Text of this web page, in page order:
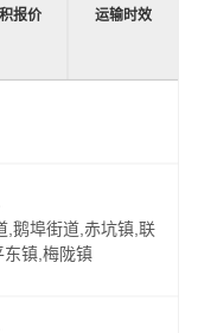
报价 运输时效
,鹅埠街道,赤坑镇,联
东镇,梅陇镇